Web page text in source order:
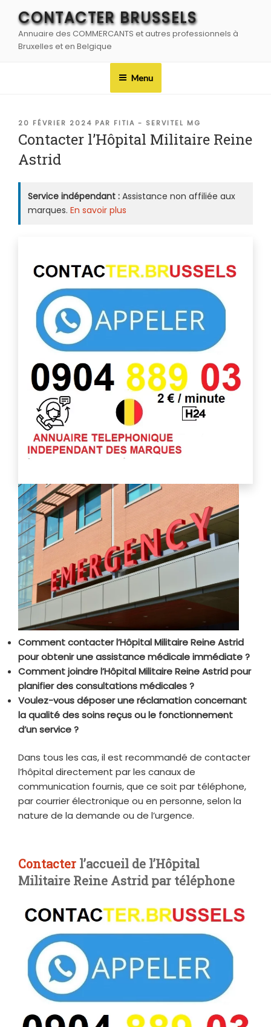
contenu
principal
CONTACTER BRUSSELS
Annuaire des COMMERCANTS et autres professionnels à
Bruxelles et en Belgique
Menu
PUBLIÉ
LE
20 FÉVRIER 2024 PAR FITIA - SERVITEL MG
Contacter l’Hôpital Militaire Reine
Astrid
Service indépendant : Assistance non affiliée aux
marques. En savoir plus
Comment contacter l’Hôpital Militaire Reine Astrid
pour obtenir une assistance médicale immédiate ?
Comment joindre l’Hôpital Militaire Reine Astrid pour
planifier des consultations médicales ?
Voulez-vous déposer une réclamation concernant
la qualité des soins reçus ou le fonctionnement
d’un service ?
Dans tous les cas, il est recommandé de contacter
l’hôpital directement par les canaux de
communication fournis, que ce soit par téléphone,
par courrier électronique ou en personne, selon la
nature de la demande ou de l’urgence.
Contacter l’accueil de l’Hôpital
Militaire Reine Astrid par téléphone